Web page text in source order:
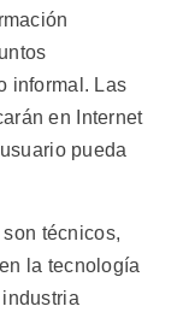
informal. Las
en Internet
pueda
técnicos,
la tecnología